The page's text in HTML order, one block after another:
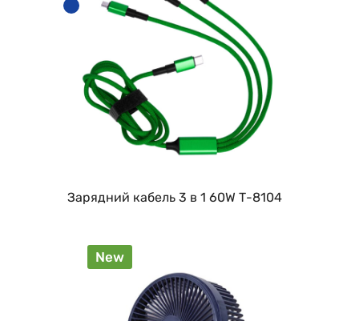
Зарядний кабель 3 в 1 60W Т-8104
New